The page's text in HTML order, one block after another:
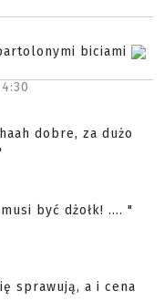
biciami
dobre, za dużo
być dżołk! .... "
sprawują, a i cena